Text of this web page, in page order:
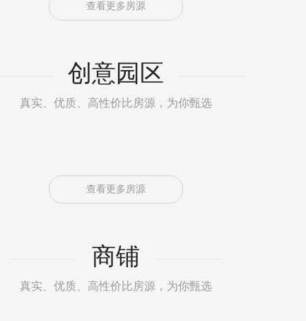
查看更多房源
创意园区
真实、优质、高性价比房源，为你甄选
查看更多房源
商铺
真实、优质、高性价比房源，为你甄选